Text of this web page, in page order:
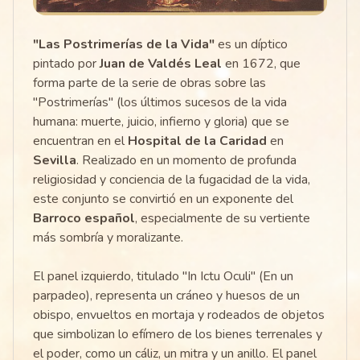
"Las Postrimerías de la Vida"es un díptico
pintado porJuan de Valdés Leal en 1672, que
forma parte de la serie de obras sobre las
"Postrimerías" (los últimos sucesos de la vida
humana: muerte, juicio, infierno y gloria) que se
encuentran en elHospital de la Caridad en
Sevilla. Realizado en un momento de profunda
religiosidad y conciencia de la fugacidad de la vida,
este conjunto se convirtió en un exponente del
Barroco español, especialmente de su vertiente
más sombría y moralizante.
El panel izquierdo, titulado "In Ictu Oculi" (En un
parpadeo), representa un cráneo y huesos de un
obispo, envueltos en mortaja y rodeados de objetos
que simbolizan lo efímero de los bienes terrenales y
el poder, como un cáliz, un mitra y un anillo. El panel